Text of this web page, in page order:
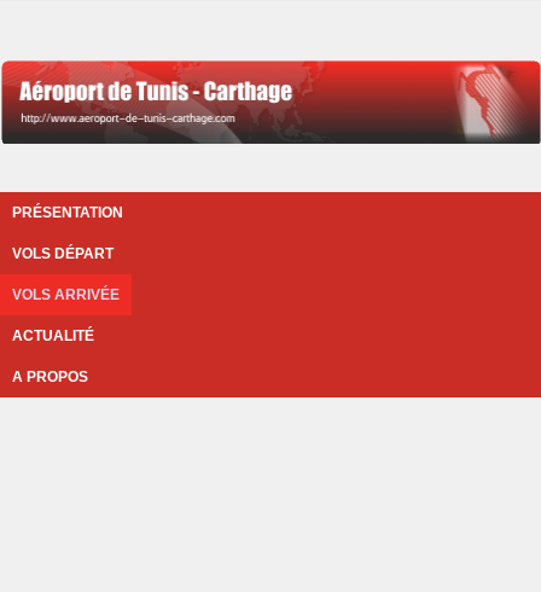
PRÉSENTATION
VOLS DÉPART
VOLS ARRIVÉE
ACTUALITÉ
A PROPOS